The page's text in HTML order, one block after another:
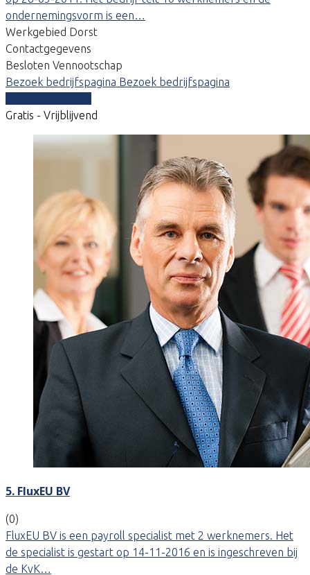
ondernemingsvorm is een…
Werkgebied Dorst
Contactgegevens
Besloten Vennootschap
Bezoek bedrijfspagina Bezoek bedrijfspagina
Gratis - Vrijblijvend
5. FluxEU BV
(0)
FluxEU BV is een payroll specialist met 2 werknemers. Het
de specialist is gestart op 14-11-2016 en is ingeschreven bij
de KvK…